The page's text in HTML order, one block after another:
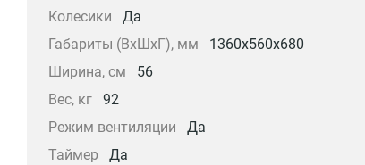
Колесики
Да
Габариты (ВхШхГ), мм
1360x560x680
Ширина, см
56
Вес, кг
92
Режим вентиляции
Да
Таймер
Да